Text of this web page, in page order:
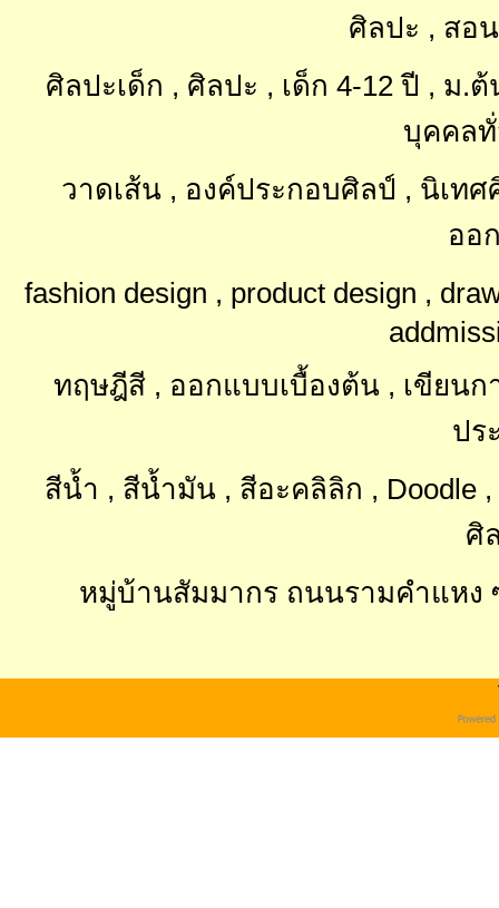
ศิลปะ , สอ
ศิลปะเด็ก , ศิลปะ , เด็ก 4-12 ปี , ม.
บุคคลทั่
วาดเส้น , องค์ประกอบศิลป์ , นิเท
ออ
fashion design , product design ,
ทฤษฎีสี , ออกแบบเบื้องต้น , เขียน
ปร
สีน้ำ , สีน้ำมัน , สีอะคลิลิก , Doodle ,
ศิ
หมู่บ้านสัมมากร ถนนรามคำแหง